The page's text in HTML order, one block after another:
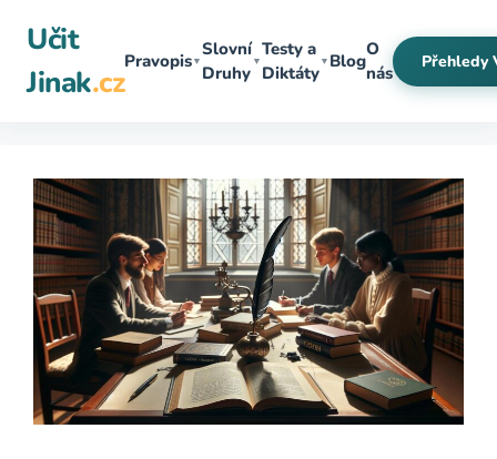
obsah
Učit
Jinak.cz
Pravopis▼
Slovní
Druhy
▼
Testy a
Diktáty
▼ Blog
O
nás
Přehledy